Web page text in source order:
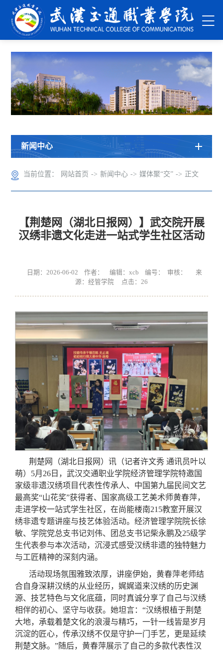
新闻中心
当前位置： 网站首页 -> 新闻中心 -> 媒体聚“交” -> 正文
【荆楚网（湖北日报网）】武交院开展
汉绣非遗文化走进一站式学生社区活动
日期：2026-06-02 作者： 编辑：xcb 编号： 审核： 来
源：经管学院 点击： 26
荆楚网（湖北日报网）讯（记者许文秀 通讯员叶以
萌）5月26日，武汉交通职业学院经济管理学院特邀国
家级非遗汉绣项目代表性传承人、中国第九届民间文艺
最高奖“山花奖”获得者、国家高级工艺美术师黄春萍，
走进学校一站式学生社区，在尚能楼南215教室开展汉
绣非遗专题讲座与技艺体验活动。经济管理学院院长徐
敏、学院党总支书记刘伟、团总支书记柴永鹏及25级学
生代表参与本次活动，沉浸式感受汉绣非遗的独特魅力
与工匠精神的深刻内涵。
活动现场氛围雅致浓厚，讲座伊始，黄春萍老师结
合自身深耕汉绣的从业经历，娓娓道来汉绣的历史渊
源、技艺特色与文化底蕴，同时真诚分享了自己与汉绣
相伴的初心、坚守与收获。她坦言：“汉绣根植于荆楚
大地，承载着楚文化的浪漫与精巧，一针一线皆是岁月
沉淀的匠心，传承汉绣不仅是守护一门手艺，更是延续
荆楚文脉。”随后，黄春萍展示了自己的多款代表性汉